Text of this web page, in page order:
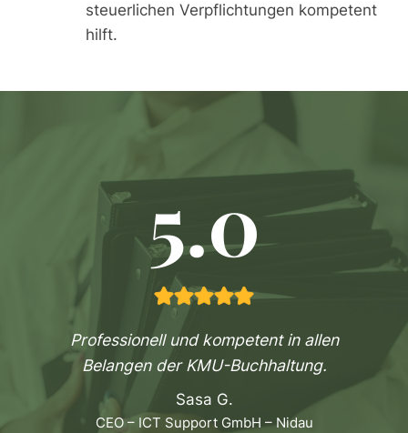
steuerlichen Verpflichtungen kompetent
hilft.
5.0
Professionell und kompetent in allen
Belangen der KMU-Buchhaltung.
Sasa G.
CEO – ICT Support GmbH – Nidau